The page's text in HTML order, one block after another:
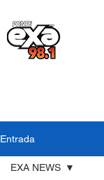
Entrada
EXA NEWS